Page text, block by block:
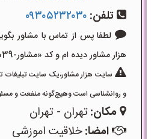
تلفن: ۰۹۳۰۵۲۳۲۰۳۰
لطفا پس از تماس با مشاور
هزار مشاور دیده ام و کد «مشاور-92039» را اعلام کنید»
سایت هزار مشاور،یک سایت
و روانشناسی است وهیچ‌گونه منفعت و
مکان:تهران - تهران
امضا:خلاقیت اموزشی